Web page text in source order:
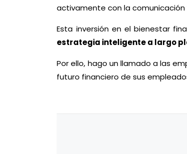
activamente con la comunicación
Esta inversión en el bienestar
estrategia inteligente a largo
Por ello, hago un llamado a las
futuro financiero de sus